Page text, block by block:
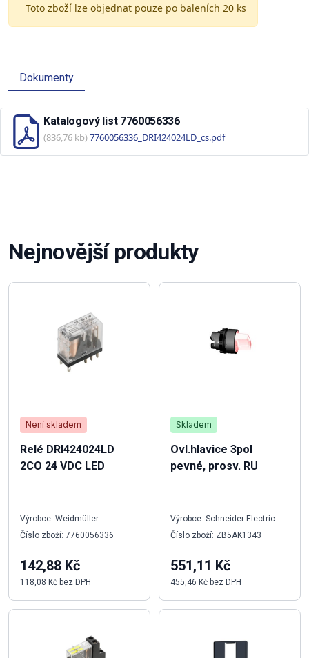
Toto zboží lze objednat pouze po baleních 20 ks
Dokumenty
Katalogový list 7760056336
(836,76 kb)7760056336_DRI424024LD_cs.pdf
Nejnovější produkty
Není skladem
Relé DRI424024LD
2CO 24 VDC LED
Výrobce: Weidmüller
Číslo zboží: 7760056336
142,88 Kč
118,08 Kč bez DPH
Skladem
Ovl.hlavice 3pol
pevné, prosv. RU
Výrobce: Schneider Electric
Číslo zboží: ZB5AK1343
551,11 Kč
455,46 Kč bez DPH